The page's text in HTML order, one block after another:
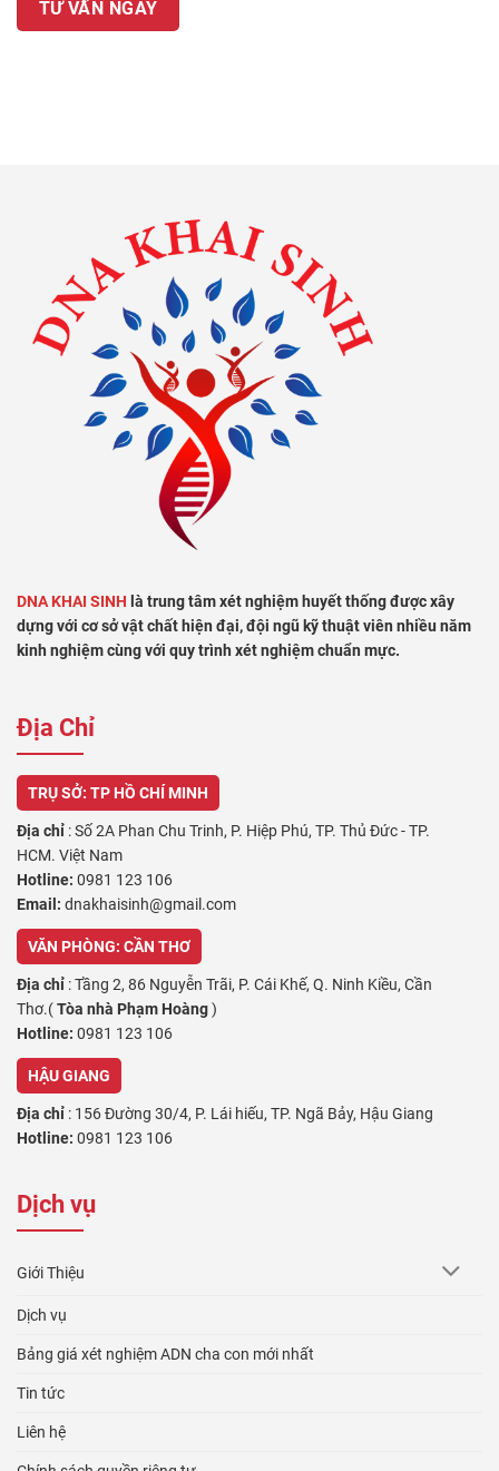
DNA KHAI SINH là trung tâm xét nghiệm huyết thống được xây
dựng với cơ sở vật chất hiện đại, đội ngũ kỹ thuật viên nhiều năm
kinh nghiệm cùng với quy trình xét nghiệm chuẩn mực.
Địa Chỉ
TRỤ SỞ: TP HỒ CHÍ MINH
Địa chỉ : Số 2A Phan Chu Trinh, P. Hiệp Phú, TP. Thủ Đức - TP.
HCM. Việt Nam
Hotline: 0981 123 106
Email: dnakhaisinh@gmail.com
VĂN PHÒNG: CẦN THƠ
Địa chỉ : Tầng 2, 86 Nguyễn Trãi, P. Cái Khế, Q. Ninh Kiều, Cần
Thơ.(Tòa nhà Phạm Hoàng)
Hotline: 0981 123 106
HẬU GIANG
Địa chỉ : 156 Đường 30/4, P. Lái hiếu, TP. Ngã Bảy, Hậu Giang
Hotline: 0981 123 106
Địa chỉ :64 Trần Phú, Phường 4 , Thành Phố Vĩnh Long, Vĩnh Long
AN GIANG
Địa chỉ
Hotline: 0981 123 106
KIÊN GIANG
Địa chỉ
Dịch vụ
Giới Thiệu
Dịch vụ
Bảng giá xét nghiệm ADN cha con mới nhất
Tin tức
Liên hệ